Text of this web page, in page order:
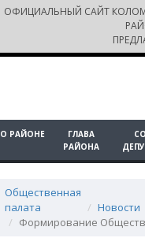
ОФИЦИАЛЬНЫЙ САЙТ
О РАЙОНЕ
ГЛАВА
РАЙОНА
Общественная
палата
Новости
Формирование